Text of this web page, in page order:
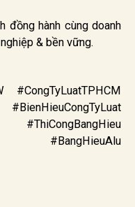
đồng hành cùng doanh
& bền vững.
#CongTyLuatTPHCM
#BangHieuAlu